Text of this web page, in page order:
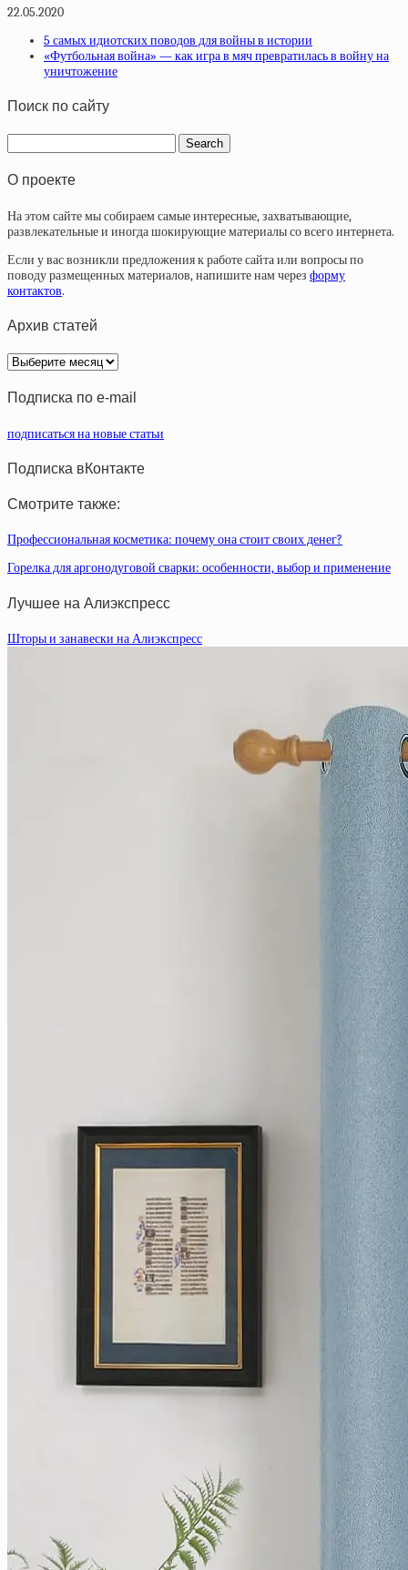
22.05.2020
5 самых идиотских поводов для войны в истории
«Футбольная война» — как игра в мяч превратилась в войну на
уничтожение
Поиск по сайту
О проекте
На этом сайте мы собираем самые интересные, захватывающие,
развлекательные и иногда шокирующие материалы со всего интернета.
Если у вас возникли предложения к работе сайта или вопросы по
поводу размещенных материалов, напишите нам через форму
контактов.
Архив статей
Архив
статей
Подписка по e-mail
подписаться на новые статьи
Подписка вКонтакте
Смотрите также:
Профессиональная косметика: почему она стоит своих денег?
Горелка для аргонодуговой сварки: особенности, выбор и применение
Лучшее на Алиэкспресс
Шторы и занавески на Алиэкспресс